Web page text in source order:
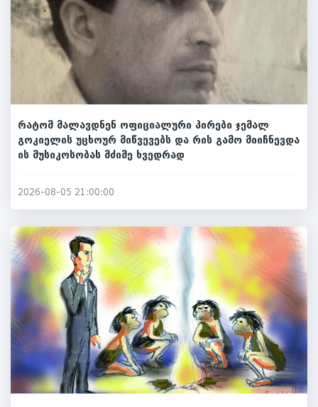
რატომ მალავდნენ ოფიციალური პირები ჯემალ
გოკიელის უცხოურ მიწვევებს და რის გამო მიიჩნევდა
ის მუსიკოსობას მძიმე ხვედრად
2026-08-05 21:00:00